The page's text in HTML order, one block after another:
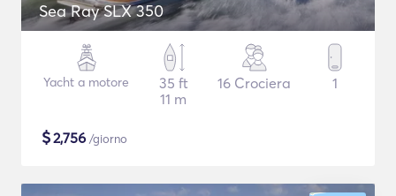
Sea Ray SLX 350
Yacht a motore
35 ft
11 m
16 Crociera 1
$2,756 /giorno